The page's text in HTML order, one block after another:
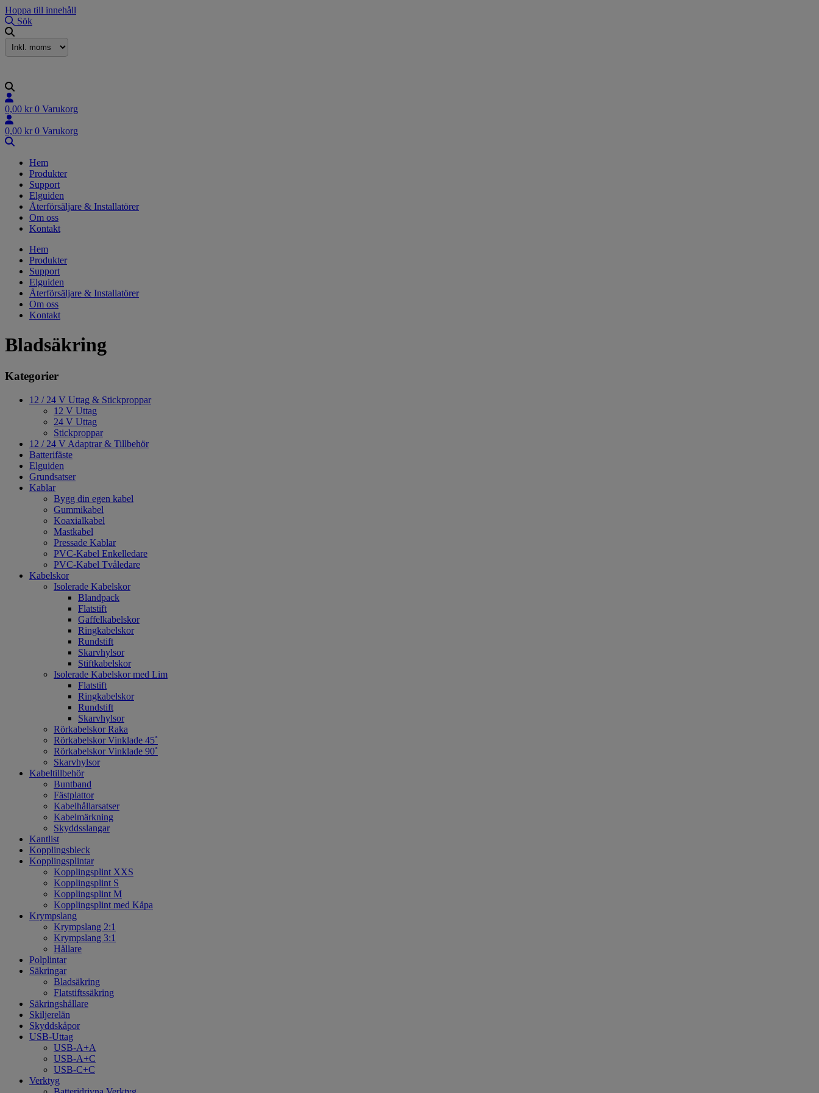
Hoppa till innehåll
Sök
0,00 kr 0 Varukorg
0,00 kr 0 Varukorg
Hem
Produkter
Support
Elguiden
Återförsäljare & Installatörer
Om oss
Kontakt
Hem
Produkter
Support
Elguiden
Återförsäljare & Installatörer
Om oss
Kontakt
Bladsäkring
Kategorier
12 / 24 V Uttag & Stickproppar
12 V Uttag
24 V Uttag
Stickproppar
12 / 24 V Adaptrar & Tillbehör
Batterifäste
Elguiden
Grundsatser
Kablar
Bygg din egen kabel
Gummikabel
Koaxialkabel
Mastkabel
Pressade Kablar
PVC-Kabel Enkelledare
PVC-Kabel Tvåledare
Kabelskor
Isolerade Kabelskor
Blandpack
Flatstift
Gaffelkabelskor
Ringkabelskor
Rundstift
Skarvhylsor
Stiftkabelskor
Isolerade Kabelskor med Lim
Flatstift
Ringkabelskor
Rundstift
Skarvhylsor
Rörkabelskor Raka
Rörkabelskor Vinklade 45˚
Rörkabelskor Vinklade 90˚
Skarvhylsor
Kabeltillbehör
Buntband
Fästplattor
Kabelhållarsatser
Kabelmärkning
Skyddsslangar
Kantlist
Kopplingsbleck
Kopplingsplintar
Kopplingsplint XXS
Kopplingsplint S
Kopplingsplint M
Kopplingsplint med Kåpa
Krympslang
Krympslang 2:1
Krympslang 3:1
Hållare
Polplintar
Säkringar
Bladsäkring
Flatstiftssäkring
Säkringshållare
Skiljerelän
Skyddskåpor
USB-Uttag
USB-A+A
USB-A+C
USB-C+C
Verktyg